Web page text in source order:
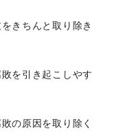
きちんと取り除き
を引き起こしやす
の原因を取り除く